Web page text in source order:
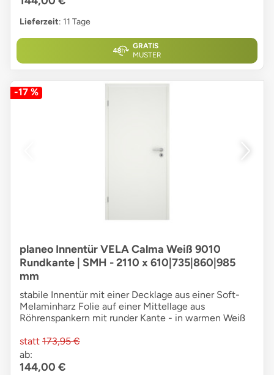
Lieferzeit: 11 Tage
GRATIS
MUSTER
-17 %
planeo Innentür VELA Calma Weiß 9010
Rundkante | SMH - 2110 x 610|735|860|985
mm
stabile Innentür mit einer Decklage aus einer Soft-
Melaminharz Folie auf einer Mittellage aus
Röhrenspankern mit runder Kante - in warmen Weiß
statt 173,95 €
ab:
144,00 €